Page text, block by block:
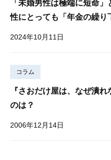
「未婚男性は極端に短命
性にとっても「年金の繰り
2024年10月11日
コラム
『さおだけ屋は、なぜ潰
のは？
2006年12月14日